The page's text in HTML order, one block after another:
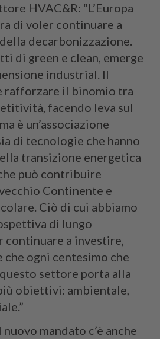
HVAC&R: “L’Europa
di voler continuare a
decarbonizzazione.
di green e clean, emerge
industrial. Il
rafforzare il binomio tra
facendo leva sul
è un’associazione
di tecnologie che hanno
transizione energetica
può contribuire
Continente e
Ciò di cui abbiamo
di lungo
continuare a investire,
che ogni centesimo che
settore porta alla
obiettivi: ambientale,
mandato c’è anche